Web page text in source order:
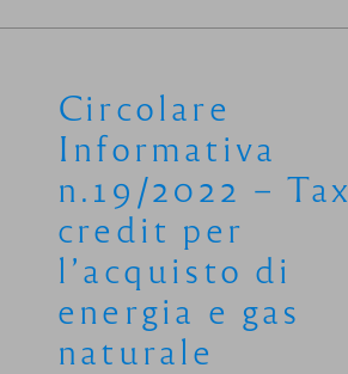
Circolare
Informativa
n.19/2022 – Tax
credit per
l’acquisto di
energia e gas
naturale